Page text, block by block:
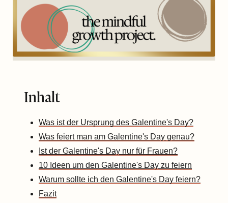
Inhalt
Was ist der Ursprung des Galentine's Day?
Was feiert man am Galentine's Day genau?
Ist der Galentine's Day nur für Frauen?
10 Ideen um den Galentine's Day zu feiern
Warum sollte ich den Galentine's Day feiern?
Fazit